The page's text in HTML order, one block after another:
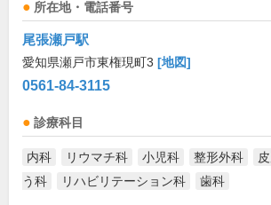
所在地・電話番号
尾張瀬戸駅
愛知県瀬戸市東権現町3 [地図]
0561-84-3115
診療科目
内科 リウマチ科 小児科 整形外科
う科
リハビリテーション科 歯科